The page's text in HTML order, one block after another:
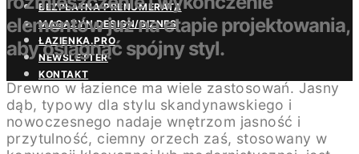
BEZPŁATNA PRENUMERATA
MAGAZYN DESIGN/BIZNES
ŁAZIENKA.PRO
NEWSLETTER
KONTAKT
elementów już na etapie projektowania,
aby osiągnąć spójny styl.
Drewno w łazience ma wiele zastosowań. Jasny
dąb, typowy dla stylu skandynawskiego i
nowoczesnego nadaje wnętrzom jasność i
przytulność, ciemny orzech zaś, stosowany w